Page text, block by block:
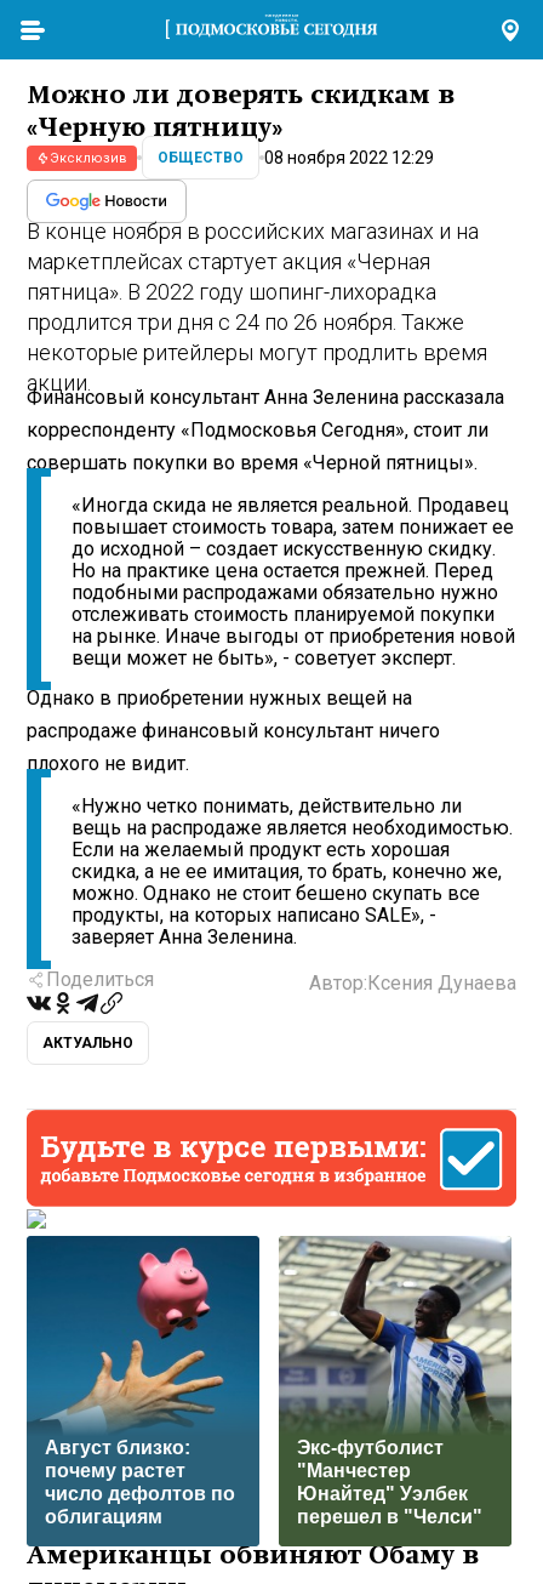
Можно ли доверять скидкам в
«Черную пятницу»
Эксклюзив ОБЩЕСТВО 08 ноября 2022 12:29
В конце ноября в российских магазинах и на
маркетплейсах стартует акция «Черная
пятница». В 2022 году шопинг-лихорадка
продлится три дня с 24 по 26 ноября. Также
некоторые ритейлеры могут продлить время
акции.
Финансовый консультант Анна Зеленина рассказала
корреспонденту «Подмосковья Сегодня», стоит ли
совершать покупки во время «Черной пятницы».
«Иногда скида не является реальной. Продавец
повышает стоимость товара, затем понижает ее
до исходной – создает искусственную скидку.
Но на практике цена остается прежней. Перед
подобными распродажами обязательно нужно
отслеживать стоимость планируемой покупки
на рынке. Иначе выгоды от приобретения новой
вещи может не быть», - советует эксперт.
Однако в приобретении нужных вещей на
распродаже финансовый консультант ничего
плохого не видит.
«Нужно четко понимать, действительно ли
вещь на распродаже является необходимостью.
Если на желаемый продукт есть хорошая
скидка, а не ее имитация, то брать, конечно же,
можно. Однако не стоит бешено скупать все
продукты, на которых написано SALE», -
заверяет Анна Зеленина.
Поделиться
Автор: Ксения Дунаева
АКТУАЛЬНО
Август близко:
почему растет
число дефолтов по
облигациям
Экс-футболист
"Манчестер
Юнайтед" Уэлбек
перешел в "Челси"
Американцы обвиняют Обаму в